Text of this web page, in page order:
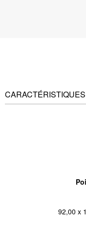
CARACTÉRISTIQUES
92,00 x